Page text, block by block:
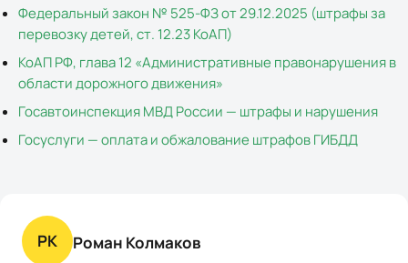
Федеральный закон № 525-ФЗ от 29.12.2025 (штрафы за
перевозку детей, ст. 12.23 КоАП)
КоАП РФ, глава 12 «Административные правонарушения в
области дорожного движения»
Госавтоинспекция МВД России — штрафы и нарушения
Госуслуги — оплата и обжалование штрафов ГИБДД
РК Роман Колмаков